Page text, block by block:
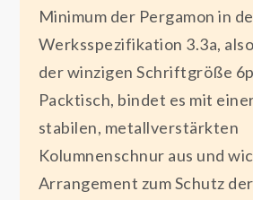
Minimum der Pergamon in
Werksspezifikation 3.3a,
der winzigen Schriftgröße
Packtisch, bindet es mit
stabilen, metallverstärkten
Kolumnenschnur aus und
Arrangement zum Schutz